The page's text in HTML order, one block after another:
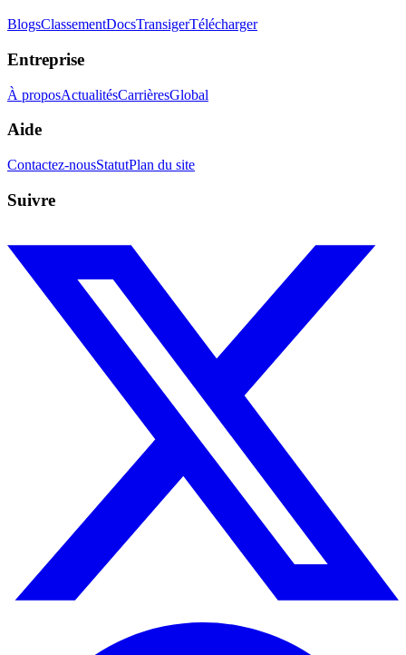
BlogsClassementDocsTransigerTélécharger
Entreprise
À proposActualitésCarrièresGlobal
Aide
Contactez-nousStatutPlan du site
Suivre